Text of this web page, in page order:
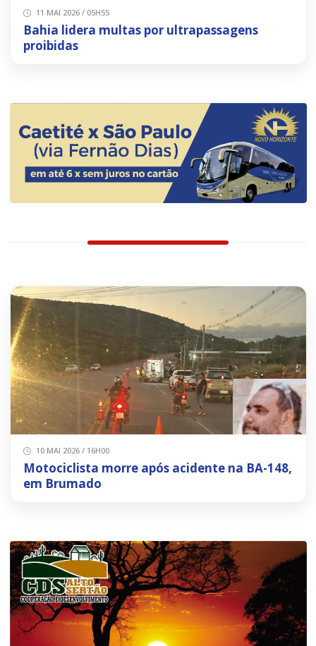
11 MAI 2026 / 05H55
Bahia lidera multas por ultrapassagens
proibidas
10 MAI 2026 / 16H00
Motociclista morre após acidente na BA-148,
em Brumado